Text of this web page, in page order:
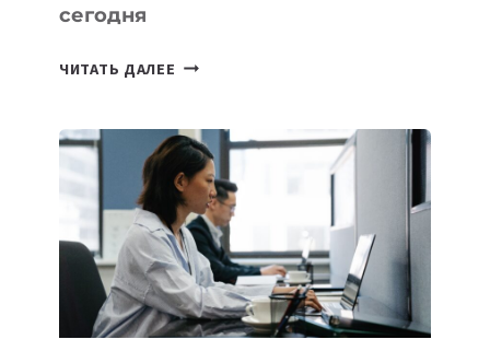
сегодня
ЧИТАТЬ ДАЛЕЕ ИИ-
БИЗНЕСА:
КАКИЕ
3
ЗАДАЧИ
ЕМУ
МОЖНО
ПОРУЧИТЬ
УЖЕ